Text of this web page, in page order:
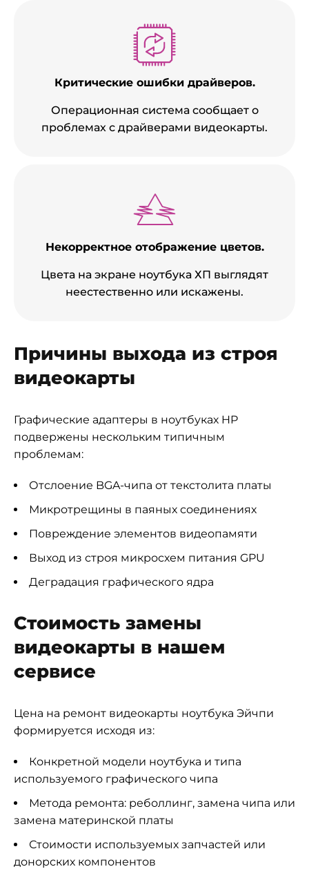
Критические ошибки драйверов.
Операционная система сообщает о
проблемах с драйверами видеокарты.
Некорректное отображение цветов.
Цвета на экране ноутбука ХП выглядят
неестественно или искажены.
Причины выхода из строя
видеокарты
Графические адаптеры в ноутбуках HP
подвержены нескольким типичным
проблемам:
Отслоение BGA-чипа от текстолита платы
Микротрещины в паяных соединениях
Повреждение элементов видеопамяти
Выход из строя микросхем питания GPU
Деградация графического ядра
Стоимость замены
видеокарты в нашем
сервисе
Цена на ремонт видеокарты ноутбука Эйчпи
формируется исходя из:
Конкретной модели ноутбука и типа
используемого графического чипа
Метода ремонта: реболлинг, замена чипа или
замена материнской платы
Стоимости используемых запчастей или
донорских компонентов